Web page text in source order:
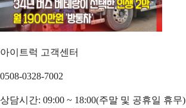
아이트럭 고객센터
0508-0328-7002
상담시간: 09:00 ~ 18:00(주말 및 공휴일 휴무)